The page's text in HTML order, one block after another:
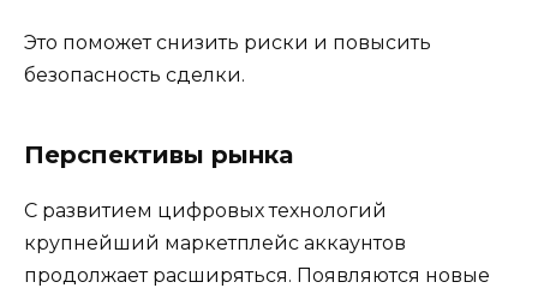
Это поможет снизить риски и повысить
безопасность сделки.
Перспективы рынка
С развитием цифровых технологий
крупнейший маркетплейс аккаунтов
продолжает расширяться. Появляются новые